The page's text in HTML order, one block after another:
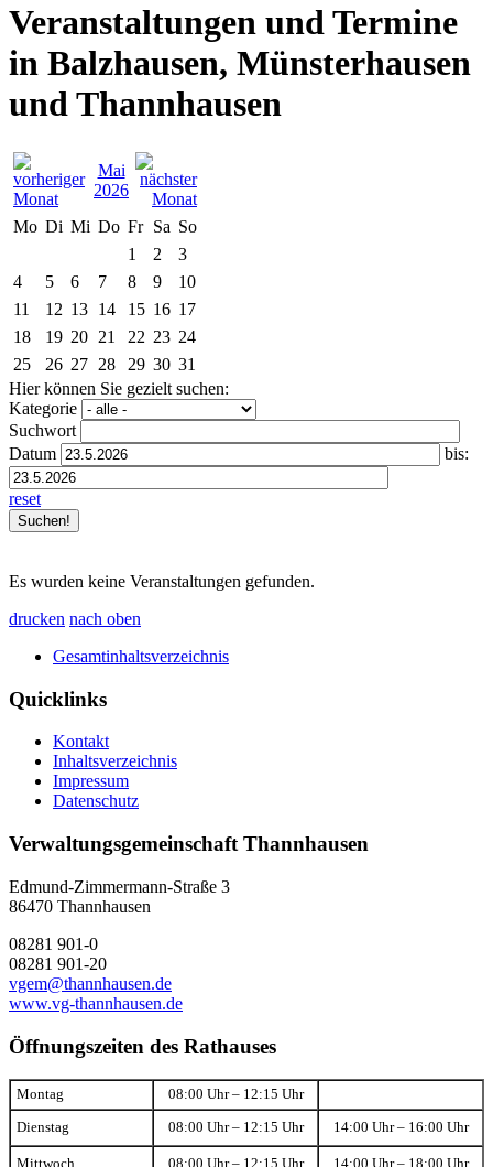
Veranstaltungen und Termine
in Balzhausen, Münsterhausen
und Thannhausen
Mai
2026
Mo Di Mi Do Fr Sa So
1
2
3
4
5 6 7 8 9
10
11
12 13 14 15 16 17
18
19 20 21 22 23 24
25
26 27 28 29 30 31
Hier können Sie gezielt suchen:
Kategorie
Suchwort
Datum
bis:
reset
Es wurden keine Veranstaltungen gefunden.
drucken nach oben
Gesamtinhaltsverzeichnis
Quicklinks
Kontakt
Inhaltsverzeichnis
Impressum
Datenschutz
Verwaltungsgemeinschaft Thannhausen
Edmund-Zimmermann-Straße 3
86470 Thannhausen
08281 901-0
08281 901-20
vgem@thannhausen.de
www.vg-thannhausen.de
Öffnungszeiten des Rathauses
Montag 08:00 Uhr – 12:15 Uhr
Dienstag 08:00 Uhr – 12:15 Uhr 14:00 Uhr – 16:00 Uhr